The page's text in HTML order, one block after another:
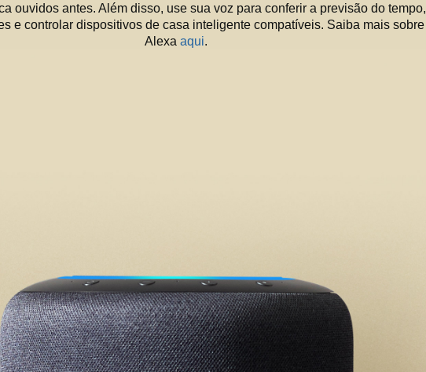
ouvidos antes. Além disso, use sua voz para conferir a previsão do tempo,
e controlar dispositivos de casa inteligente compatíveis. Saiba mais sobre
Alexa aqui.